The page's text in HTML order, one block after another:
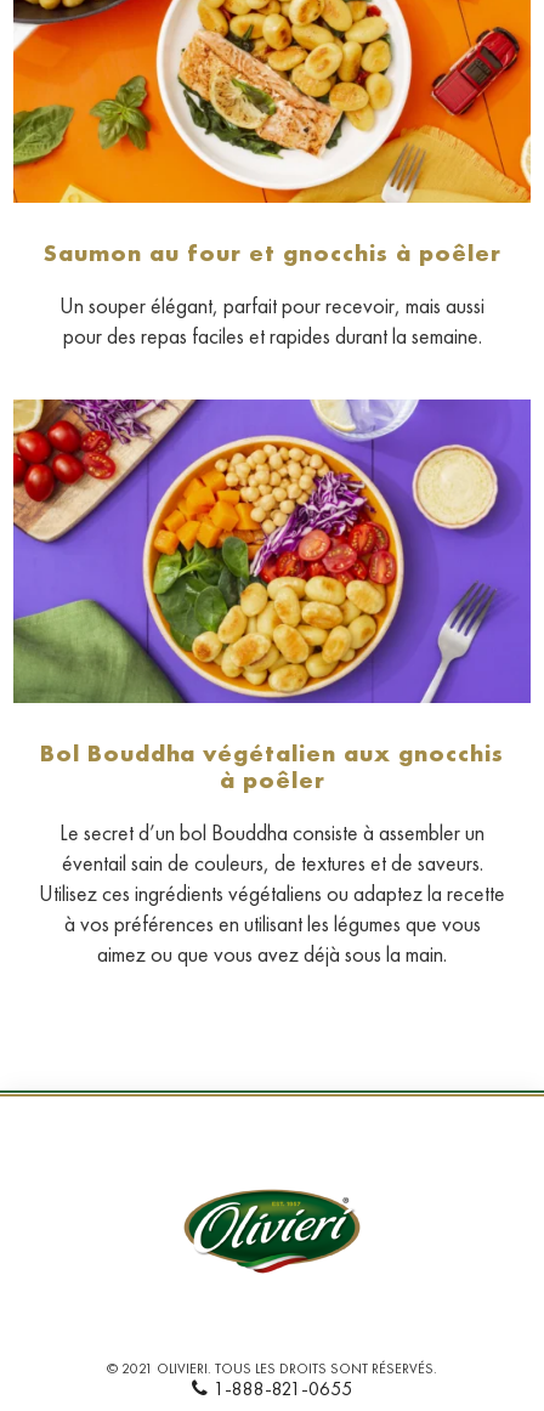
Saumon au four et gnocchis à poêler
Un souper élégant, parfait pour recevoir, mais aussi
pour des repas faciles et rapides durant la semaine.
Bol Bouddha végétalien aux gnocchis
à poêler
Le secret d’un bol Bouddha consiste à assembler un
éventail sain de couleurs, de textures et de saveurs.
Utilisez ces ingrédients végétaliens ou adaptez la recette
à vos préférences en utilisant les légumes que vous
aimez ou que vous avez déjà sous la main.
© 2021 OLIVIERI. TOUS LES DROITS SONT RÉSERVÉS.
1-888-821-0655